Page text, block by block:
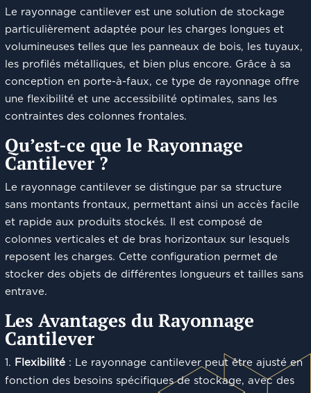
Le rayonnage cantilever est une solution de stockage
particulièrement adaptée pour les charges longues et
volumineuses telles que les panneaux de bois, les tuyaux,
les profilés métalliques, et bien plus encore. Grâce à sa
conception en porte-à-faux, ce type de rayonnage offre
une flexibilité et une accessibilité optimales, sans les
contraintes des colonnes frontales.
Qu’est-ce que le Rayonnage
Cantilever ?
Le rayonnage cantilever se distingue par sa structure
sans montants frontaux, permettant ainsi un accès facile
et rapide aux produits stockés. Il est composé de
colonnes verticales et de bras horizontaux sur lesquels
reposent les charges. Cette configuration permet de
stocker des objets de différentes longueurs et tailles sans
entrave.
Les Avantages du Rayonnage
Cantilever
Flexibilité: Le rayonnage cantilever peut être ajusté en
fonction des besoins spécifiques de stockage, avec des